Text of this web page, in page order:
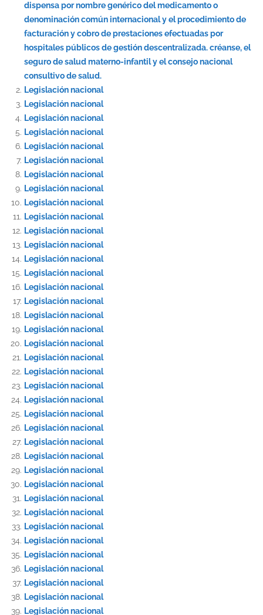
dispensa por nombre genérico del medicamento o
denominación común internacional y el procedimiento de
facturación y cobro de prestaciones efectuadas por
hospitales públicos de gestión descentralizada. créanse, el
seguro de salud materno-infantil y el consejo nacional
consultivo de salud.
Legislación nacional
Legislación nacional
Legislación nacional
Legislación nacional
Legislación nacional
Legislación nacional
Legislación nacional
Legislación nacional
Legislación nacional
Legislación nacional
Legislación nacional
Legislación nacional
Legislación nacional
Legislación nacional
Legislación nacional
Legislación nacional
Legislación nacional
Legislación nacional
Legislación nacional
Legislación nacional
Legislación nacional
Legislación nacional
Legislación nacional
Legislación nacional
Legislación nacional
Legislación nacional
Legislación nacional
Legislación nacional
Legislación nacional
Legislación nacional
Legislación nacional
Legislación nacional
Legislación nacional
Legislación nacional
Legislación nacional
Legislación nacional
Legislación nacional
Legislación nacional